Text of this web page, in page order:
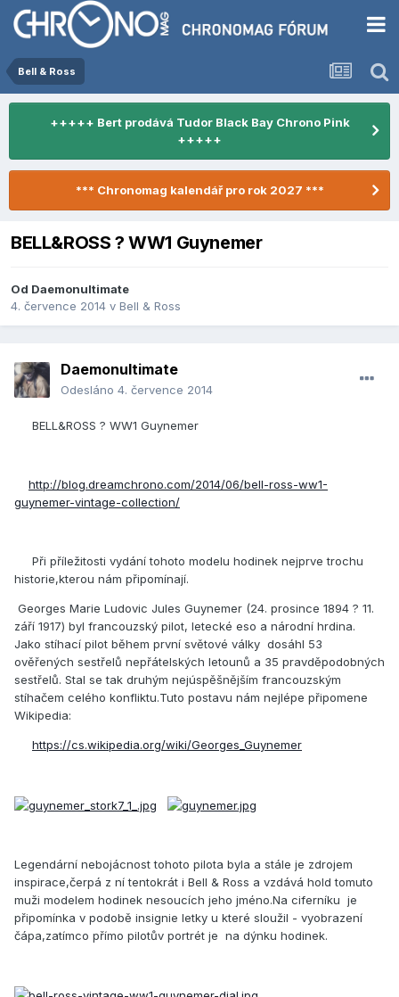
Bell & Ross
+++++ Bert prodává Tudor Black Bay Chrono Pink
+++++
*** Chronomag kalendář pro rok 2027 ***
BELL&ROSS ? WW1 Guynemer
Od Daemonultimate
4. července 2014 v Bell & Ross
Daemonultimate
Odesláno 4. července 2014
BELL&ROSS ? WW1 Guynemer
http://blog.dreamchrono.com/2014/06/bell-ross-ww1-
guynemer-vintage-collection/
Při příležitosti vydání tohoto modelu hodinek nejprve trochu
historie,kterou nám připomínají.
Georges Marie Ludovic Jules Guynemer (24. prosince 1894 ? 11.
září 1917) byl francouzský pilot, letecké eso a národní hrdina.
Jako stíhací pilot během první světové války dosáhl 53
ověřených sestřelů nepřátelských letounů a 35 pravděpodobných
sestřelů. Stal se tak druhým nejúspěšnějším francouzským
stíhačem celého konfliktu.Tuto postavu nám nejlépe připomene
Wikipedia:
https://cs.wikipedia.org/wiki/Georges_Guynemer
Legendární nebojácnost tohoto pilota byla a stále je zdrojem
inspirace,čerpá z ní tentokrát i Bell & Ross a vzdává hold tomuto
muži modelem hodinek nesoucích jeho jméno.Na ciferníku je
připomínka v podobě insignie letky u které sloužil - vyobrazení
čápa,zatímco přímo pilotův portrét je na dýnku hodinek.